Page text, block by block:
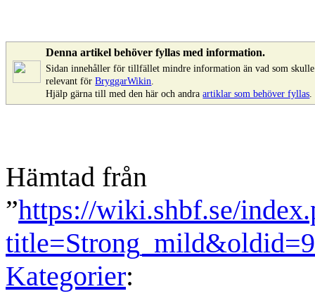
Denna artikel behöver fyllas med information.
Sidan innehåller för tillfället mindre information än vad som skulle
relevant förBryggarWikin
Hjälp gärna till med den här och andraartiklar som behöver fyllas
Hämtad från
”https://wiki.shbf.se/
Kategorier: